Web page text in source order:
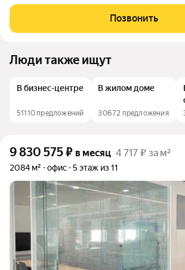
проведение встреч, переговоров, делового
представительства. Предоставляем
Позвонить
Люди также ищут
В бизнес-центре
51110 предложений
В жилом доме
30672 предложения
9 830 575₽ в месяц 4 717 ₽ за м²
2084 м² офис 5 этаж из 11